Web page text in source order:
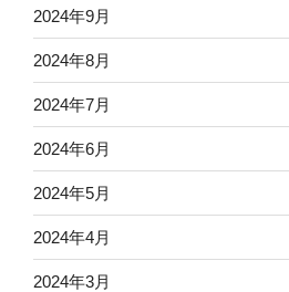
2024年9月
2024年8月
2024年7月
2024年6月
2024年5月
2024年4月
2024年3月